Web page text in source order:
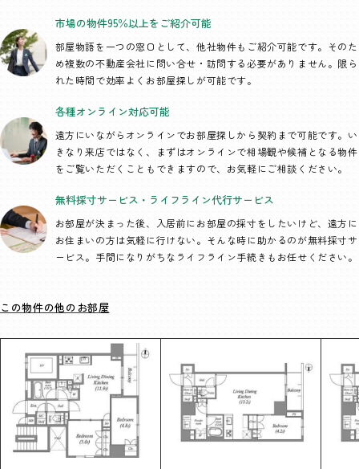
市場の物件95％以上を ご紹介可能
部屋物語を一つの窓口として、他社物件もご紹介可能です。そのた
め複数の不動産会社に問い合せ・訪問する必要がありません。限ら
れた時間で効率よくお部屋探しが可能です。
各種オンライン対応可能
遠方にいながらオンラインでお部屋探しから契約まで可能です。い
きなり来店ではなく、まずはオンラインで相場観や候補となる物件
をご覧いただくこともできますので、お気軽にご相談ください。
無料採寸サービス・ ライフライン代行サービス
お部屋が決まった後、入居前にお部屋の採寸をしたいけど、遠方に
お住まいの方は気軽に行けない。そんな時に助かるのが無料採寸サ
ービス。手間になりがちなライフライン手続きもお任せください。
この物件の他のお部屋